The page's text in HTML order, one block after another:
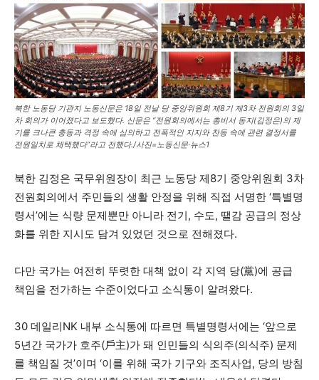
북한 노동당 기관지 노동신문은 18일 전날 당 중앙위원회 제8기 제3차 전원회의 3일
차 회의가 이어졌다고 보도했다. 신문은 “전원회의에서는 총비서 동지(김정은)의 제
기를 크나큰 충동과 격정 속에 심의하고 전폭적인 지지와 찬동 속에 관련 결정서를
전원일치로 채택했다”라고 전했다./사진=노동신문·뉴스1
북한 김정은 국무위원장이 최근 노동당 제8기 중앙위원회 3차
전원회의에서 주민들의 생활 안정을 위해 직접 서명한 ‘특별명
령서’에는 식량 문제뿐만 아니라 전기, 수도, 땔감 공급의 정상
화를 위한 지시도 담겨 있었던 것으로 전해졌다.
다만 국가는 여전히 뚜렷한 대책 없이 각 지역 당(黨)에 공급
책임을 전가하는 수준이었다고 소식통이 알려왔다.
30 데일리NK 내부 소식통에 따르면 특별명령서에는 ‘앞으로
5년간 국가가 호주(戶主)가 돼 인민들의 식의주(의식주) 문제
를 책임질 것’이며 ‘이를 위해 국가 기구와 조직사업, 당의 방침